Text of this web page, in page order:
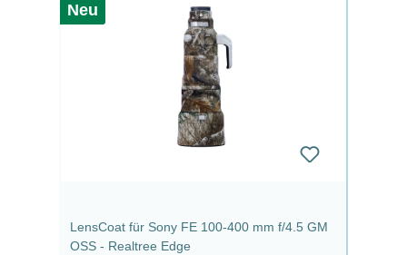
Neu
LensCoat für Sony FE 100-400 mm f/4.5 GM
OSS - Realtree Edge